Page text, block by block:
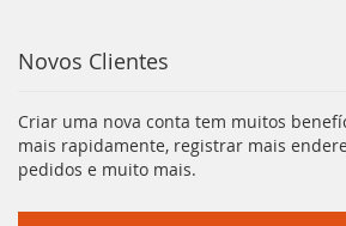
Novos Clientes
Criar uma nova conta tem muitos
mais rapidamente, registrar mais
pedidos e muito mais.